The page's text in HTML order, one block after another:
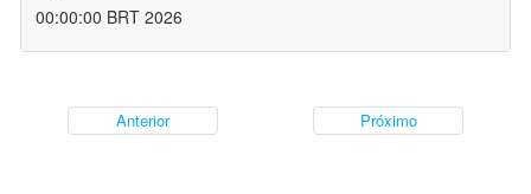
00:00:00 BRT 2026
Anterior Próximo